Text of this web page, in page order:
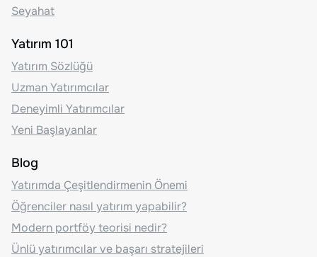
Seyahat
Yatırım 101
Yatırım Sözlüğü
Uzman Yatırımcılar
Deneyimli Yatırımcılar
Yeni Başlayanlar
Blog
Yatırımda Çeşitlendirmenin Önemi
Öğrenciler nasıl yatırım yapabilir?
Modern portföy teorisi nedir?
Ünlü yatırımcılar ve başarı stratejileri